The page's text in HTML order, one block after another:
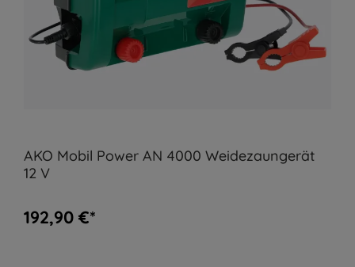
AKO Mobil Power AN 4000 Weidezaungerät
12 V
192,90 €*